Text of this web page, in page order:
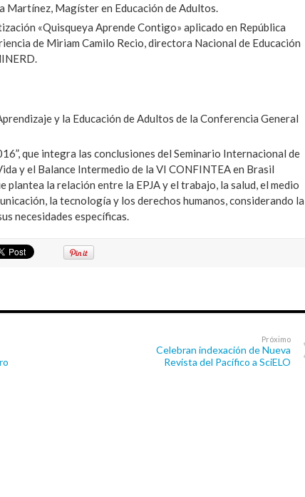
Martínez, Magíster en Educación de Adultos.
«Quisqueya Aprende Contigo» aplicado en República
de Miriam Camilo Recio, directora Nacional de Educación
y la Educación de Adultos de la Conferencia General
que integra las conclusiones del Seminario Internacional de
y el Balance Intermedio de la VI CONFINTEA en Brasil
plantea la relación entre la EPJA y el trabajo, la salud, el medio
la tecnología y los derechos humanos, considerando la
necesidades específicas.
Próximo
Celebran indexación de Nueva
Revista del Pacífico a SciELO